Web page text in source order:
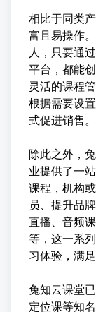
相比于同类
富且易操作
人，只要通
平台，都能
灵活的课程管
根据需要设
式促进销售。
除此之外，
业提供了一
课程，机构
员、提升品
直播、音频
等，这一系
习体验，满
兔知云课堂
定位课等知